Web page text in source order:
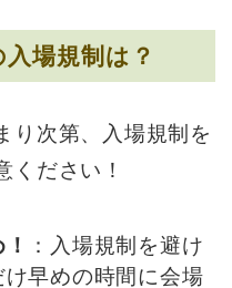
場規制は？
り次第、入場規制を
ください！
：入場規制を避け
早めの時間に会場